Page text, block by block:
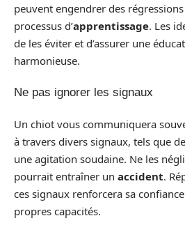
peuvent engendrer des
processus d’apprentissage. Les
de les éviter et d’assurer une
harmonieuse.
Ne pas ignorer les signaux
Un chiot vous communiquera
à travers divers signaux, tels que
une agitation soudaine. Ne les
pourrait entraîner un accident.
ces signaux renforcera sa
propres capacités.